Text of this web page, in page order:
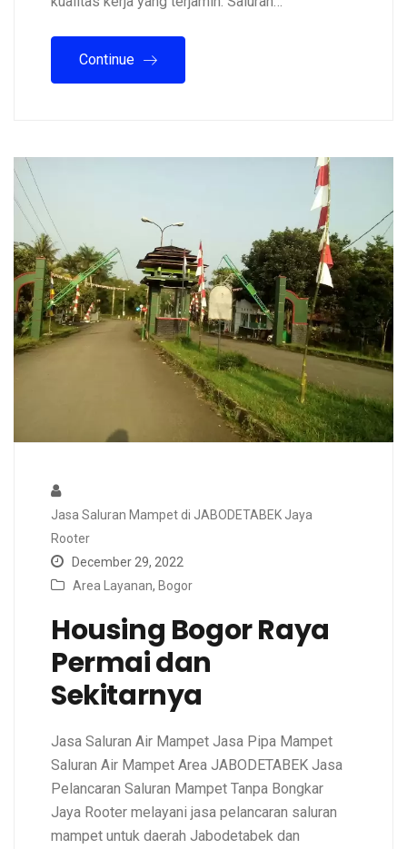
Continue
Jasa Saluran Mampet di JABODETABEK Jaya
Rooter
December 29, 2022
Area Layanan, Bogor
Housing Bogor Raya
Permai dan
Sekitarnya
Jasa Saluran Air Mampet Jasa Pipa Mampet
Saluran Air Mampet Area JABODETABEK Jasa
Pelancaran Saluran Mampet Tanpa Bongkar
Jaya Rooter melayani jasa pelancaran saluran
mampet untuk daerah Jabodetabek dan